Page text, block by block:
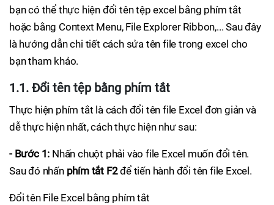
bạn có thể thực hiện đổi tên tệp excel bằng phím tắt
hoặc bằng Context Menu, File Explorer Ribbon,... Sau đây
là hướng dẫn chi tiết cách sửa tên file trong excel cho
bạn tham khảo.
1.1. Đổi tên tệp bằng phím tắt
Thực hiện phím tắt là cách đổi tên file Excel đơn giản và
dễ thực hiện nhất, cách thực hiện như sau:
- Bước 1: Nhấn chuột phải vào file Excel muốn đổi tên.
Sau đó nhấn phím tắt F2để tiến hành đổi tên file Excel.
Đổi tên File Excel bằng phím tắt